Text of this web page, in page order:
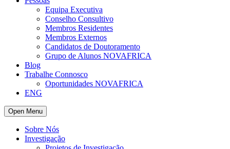
Equipa Executiva
Conselho Consultivo
Membros Residentes
Membros Externos
Candidatos de Doutoramento
Grupo de Alunos NOVAFRICA
Blog
Trabalhe Connosco
Oportunidades NOVAFRICA
ENG
Open Menu
Sobre Nós
Investigação